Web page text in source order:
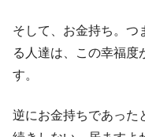
そして、お金持ち。つ
る人達は、この幸福度
す。
逆にお金持ちであった